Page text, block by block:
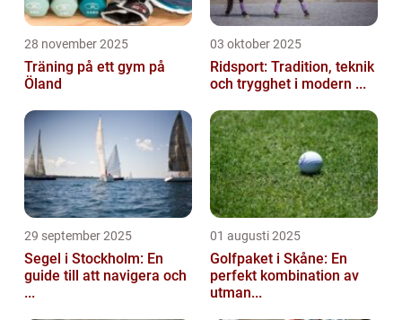
28 november 2025
Träning på ett gym på
Öland
03 oktober 2025
Ridsport: Tradition, teknik
och trygghet i modern ...
29 september 2025
Segel i Stockholm: En
guide till att navigera och
...
01 augusti 2025
Golfpaket i Skåne: En
perfekt kombination av
utman...